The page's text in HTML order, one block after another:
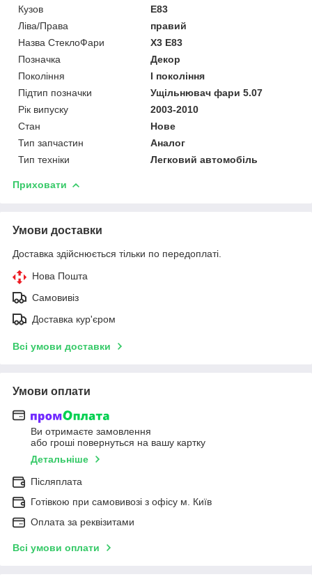
Кузов
E83
Ліва/Права
правий
Назва СтеклоФари
X3 E83
Позначка
Декор
Покоління
I покоління
Підтип позначки
Ущільнювач фари 5.07
Рік випуску
2003-2010
Стан
Нове
Тип запчастин
Аналог
Тип техніки
Легковий автомобіль
Приховати
Умови доставки
Доставка здійснюється тільки по передоплаті.
Нова Пошта
Самовивіз
Доставка кур'єром
Всі умови доставки
Умови оплати
Ви отримаєте замовлення
або гроші повернуться на вашу картку
Детальніше
Післяплата
Готівкою при самовивозі з офісу м. Київ
Оплата за реквізитами
Всі умови оплати